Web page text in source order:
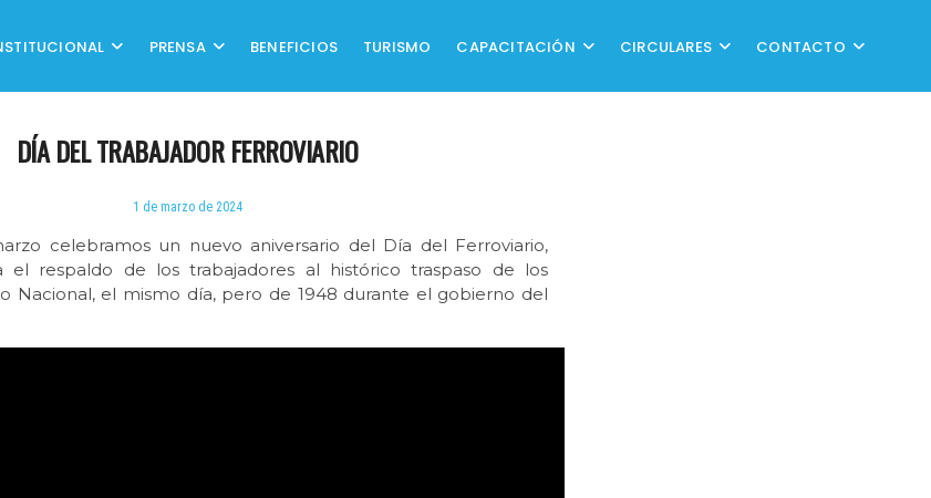
PRENSA BENEFICIOS TURISMO CAPACITACIÓN CIRCULARES CONTACTO
DÍA DEL TRABAJADOR FERROVIARIO
1 de marzo de 2024
celebramos un nuevo aniversario del Día del Ferroviario,
el respaldo de los trabajadores al histórico traspaso de los
Nacional, el mismo día, pero de 1948 durante el gobierno del